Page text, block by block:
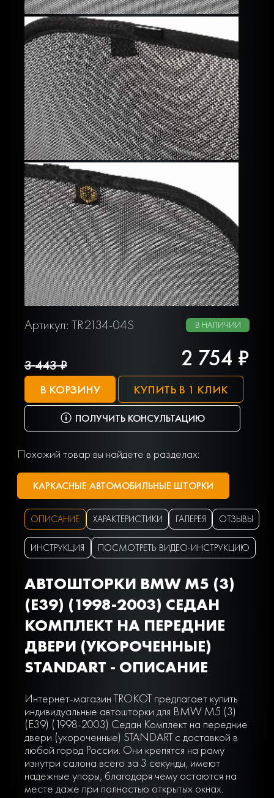
Артикул: TR2134-04S В НАЛИЧИИ
3 443 ₽ 2 754 ₽
В КОРЗИНУ КУПИТЬ В 1 КЛИК
ПОЛУЧИТЬ КОНСУЛЬТАЦИЮ
Похожий товар вы найдете в разделах:
КАРКАСНЫЕ АВТОМОБИЛЬНЫЕ ШТОРКИ
ОПИСАНИЕ ХАРАКТЕРИСТИКИ ГАЛЕРЕЯ ОТЗЫВЫ
ИНСТРУКЦИЯ ПОСМОТРЕТЬ ВИДЕО-ИНСТРУКЦИЮ
АВТОШТОРКИ BMW M5 (3)
(E39) (1998-2003) СЕДАН
КОМПЛЕКТ НА ПЕРЕДНИЕ
ДВЕРИ (УКОРОЧЕННЫЕ)
STANDART - ОПИСАНИЕ
Интернет-магазин TROKOT предлагает купить
индивидуальные автошторки для BMW M5 (3)
(E39) (1998-2003) Седан Комплект на передние
двери (укороченные) STANDART с доставкой в
любой город России. Они крепятся на раму
изнутри салона всего за 3 секунды, имеют
надежные упоры, благодаря чему остаются на
месте даже при полностью открытых окнах.